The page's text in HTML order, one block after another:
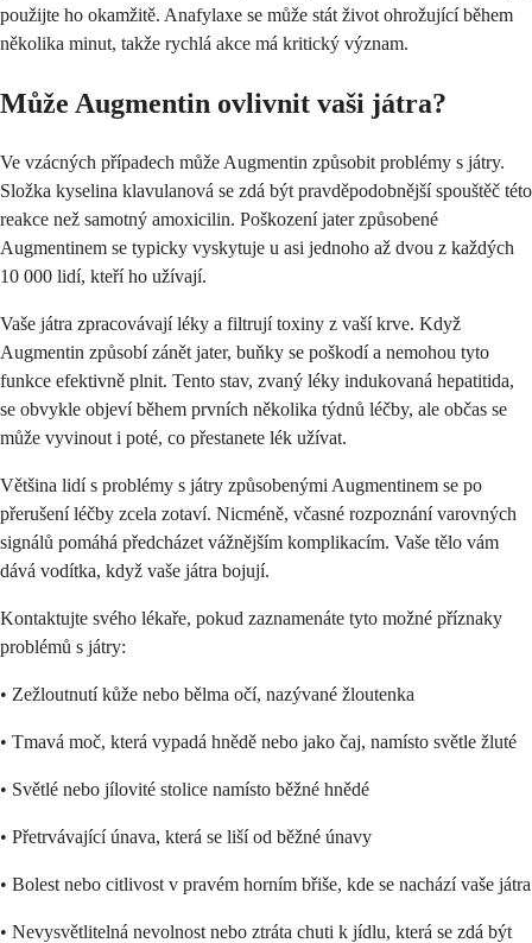
použijte ho okamžitě. Anafylaxe se může stát život ohrožující během
několika minut, takže rychlá akce má kritický význam.
Může Augmentin ovlivnit vaši játra?
Ve vzácných případech může Augmentin způsobit problémy s játry.
Složka kyselina klavulanová se zdá být pravděpodobnější spouštěč této
reakce než samotný amoxicilin. Poškození jater způsobené
Augmentinem se typicky vyskytuje u asi jednoho až dvou z každých
10 000 lidí, kteří ho užívají.
Vaše játra zpracovávají léky a filtrují toxiny z vaší krve. Když
Augmentin způsobí zánět jater, buňky se poškodí a nemohou tyto
funkce efektivně plnit. Tento stav, zvaný léky indukovaná hepatitida,
se obvykle objeví během prvních několika týdnů léčby, ale občas se
může vyvinout i poté, co přestanete lék užívat.
Většina lidí s problémy s játry způsobenými Augmentinem se po
přerušení léčby zcela zotaví. Nicméně, včasné rozpoznání varovných
signálů pomáhá předcházet vážnějším komplikacím. Vaše tělo vám
dává vodítka, když vaše játra bojují.
Kontaktujte svého lékaře, pokud zaznamenáte tyto možné příznaky
problémů s játry:
• Zežloutnutí kůže nebo bělma očí, nazývané žloutenka
• Tmavá moč, která vypadá hnědě nebo jako čaj, namísto světle žluté
• Světlé nebo jílovité stolice namísto běžné hnědé
• Přetrvávající únava, která se liší od běžné únavy
• Bolest nebo citlivost v pravém horním břiše, kde se nachází vaše játra
• Nevysvětlitelná nevolnost nebo ztráta chuti k jídlu, která se zdá být